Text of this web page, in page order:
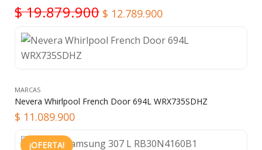
$19.879.900 $ 12.789.900
MARCAS
Nevera Whirlpool French Door 694L WRX735SDHZ
$ 11.089.900
¡OFERTA!